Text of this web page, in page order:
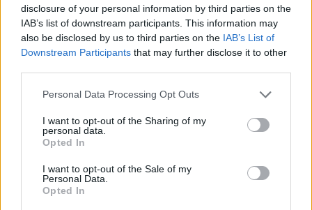
disclosure of your personal information by third parties on the
IAB’s list of downstream participants. This information may
also be disclosed by us to third parties on the IAB’s List of
Downstream Participants that may further disclose it to other
Personal Data Processing Opt Outs
I want to opt-out of the Sharing of my
personal data.
Opted In
I want to opt-out of the Sale of my
Personal Data.
Opted In